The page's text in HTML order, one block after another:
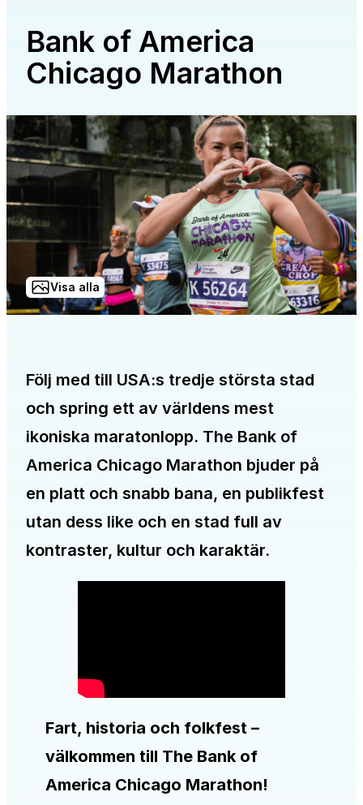
Bank of America
Chicago Marathon
Visa alla
Följ med till USA:s tredje största stad
och spring ett av världens mest
ikoniska maratonlopp. The Bank of
America Chicago Marathon bjuder på
en platt och snabb bana, en publikfest
utan dess like och en stad full av
kontraster, kultur och karaktär.
Fart, historia och folkfest –
välkommen till The Bank of
America Chicago Marathon!